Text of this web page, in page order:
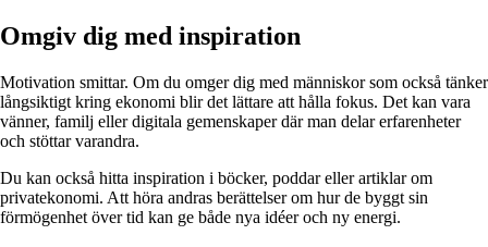
Omgiv dig med inspiration
Motivation smittar. Om du omger dig med människor som också tänker
långsiktigt kring ekonomi blir det lättare att hålla fokus. Det kan vara
vänner, familj eller digitala gemenskaper där man delar erfarenheter
och stöttar varandra.
Du kan också hitta inspiration i böcker, poddar eller artiklar om
privatekonomi. Att höra andras berättelser om hur de byggt sin
förmögenhet över tid kan ge både nya idéer och ny energi.